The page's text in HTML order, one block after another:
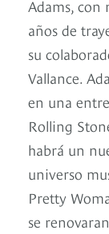
Adams, con
años de
su
Vallance.
en una
Rolling
habrá un
universo
Pretty
se